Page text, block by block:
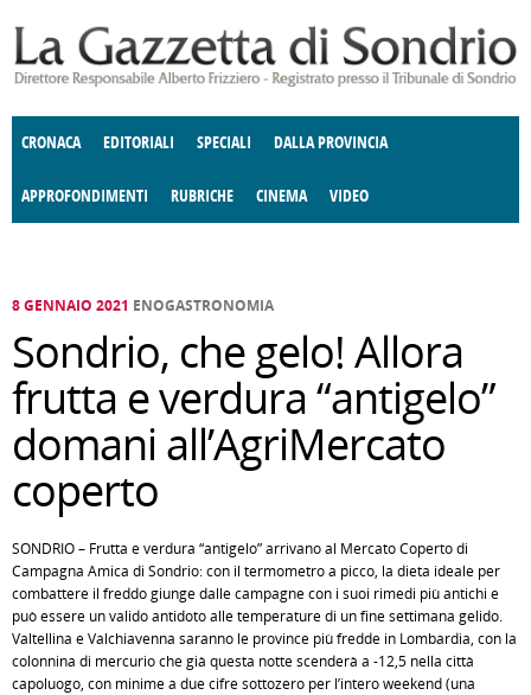
CRONACA EDITORIALI SPECIALI DALLA PROVINCIA
APPROFONDIMENTI
E SPETTACOLI POLITICA
RUBRICHE
DELLE IDEE FATTI DELLO SPIRITO CCCVA
CINEMA VIDEO
8 GENNAIO 2021 ENOGASTRONOMIA
Sondrio, che gelo! Allora
frutta e verdura “antigelo”
domani all’AgriMercato
coperto
SONDRIO – Frutta e verdura “antigelo” arrivano al Mercato Coperto di
Campagna Amica di Sondrio: con il termometro a picco, la dieta ideale per
combattere il freddo giunge dalle campagne con i suoi rimedi più antichi e
può essere un valido antidoto alle temperature di un fine settimana gelido.
Valtellina e Valchiavenna saranno le province più fredde in Lombardia, con la
colonnina di mercurio che già questa notte scenderà a -12,5 nella città
capoluogo, con minime a due cifre sottozero per l’intero weekend (una